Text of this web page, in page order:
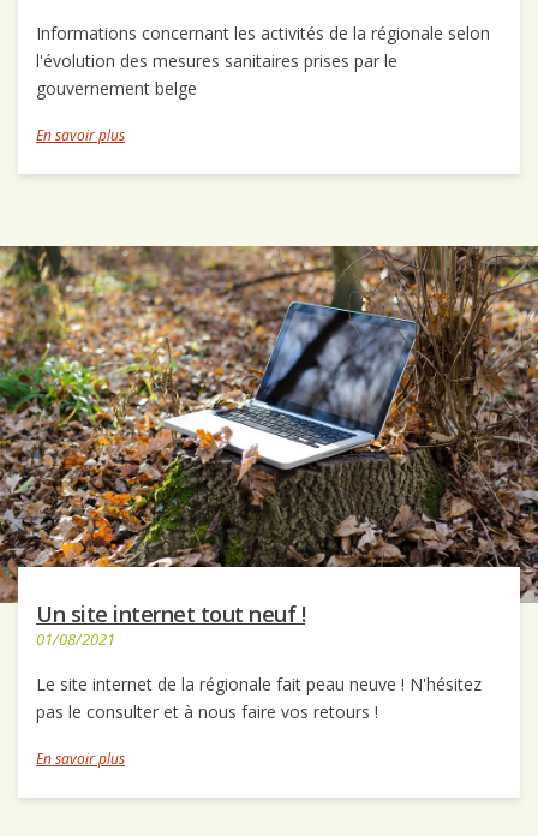
Informations concernant les activités de la régionale selon
l'évolution des mesures sanitaires prises par le
gouvernement belge
En savoir plus
Un site internet tout neuf !
01/08/2021
Le site internet de la régionale fait peau neuve ! N'hésitez
pas le consulter et à nous faire vos retours !
En savoir plus